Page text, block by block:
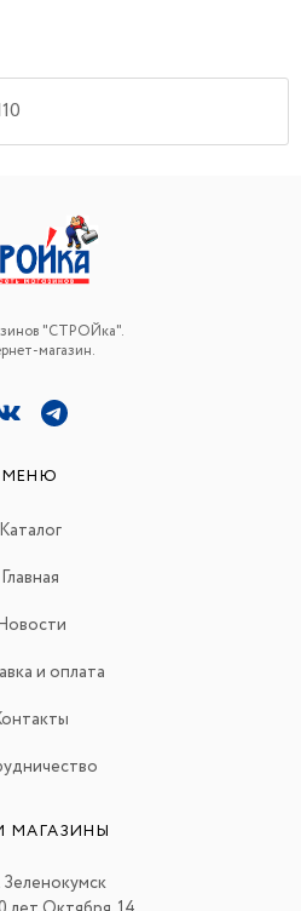
"СТРОЙка".
магазин.
МЕНЮ
Каталог
Главная
и оплата
МАГАЗИНЫ
Зеленокумск